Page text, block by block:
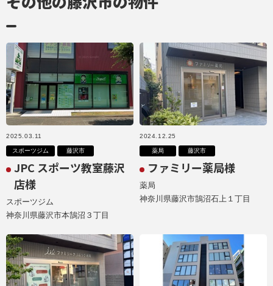
2025.03.11
スポーツジム 藤沢市
JPC スポーツ教室藤沢
店様
スポーツジム
神奈川県藤沢市本鵠沼３丁目
2024.12.25
薬局 藤沢市
ファミリー薬局様
薬局
神奈川県藤沢市鵠沼石上１丁目